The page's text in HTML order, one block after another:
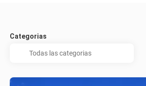
Categorias